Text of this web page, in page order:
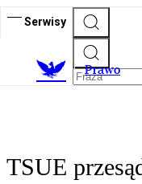
Serwisy
Prawo
TSUE